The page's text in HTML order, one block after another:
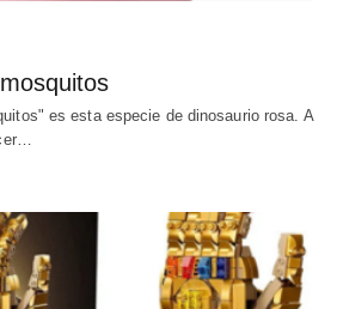
es esta especie de dinosaurio rosa. A